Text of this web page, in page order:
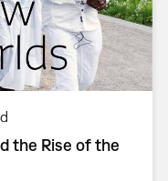
the Rise of the